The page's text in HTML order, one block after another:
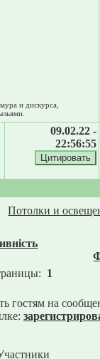
и дискурса,
09.02.22 -
22:56:55
Потолки и
1
гостям на